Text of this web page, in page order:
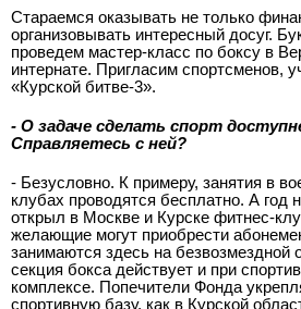
Стараемся оказывать не только
организовывать интересный досуг.
проведем мастер-класс по боксу в
интернате. Пригласим спортсменов,
«Курской битве-3».
- О задаче сделать спорт
Справляетесь с ней?
- Безусловно. К примеру, занятия в
клубах проводятся бесплатно. А год
открыл в Москве и Курске фитнес-
желающие могут приобрести
занимаются здесь на безвозмездной
секция бокса действует и при
комплексе. Попечители Фонда
спортивную базу, как в Курской